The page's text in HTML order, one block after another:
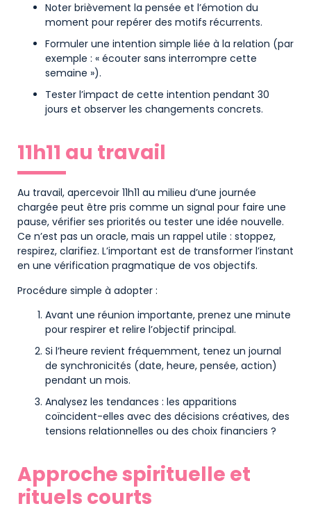
Noter brièvement la pensée et l’émotion du
moment pour repérer des motifs récurrents.
Formuler une intention simple liée à la relation (par
exemple : « écouter sans interrompre cette
semaine »).
Tester l’impact de cette intention pendant 30
jours et observer les changements concrets.
11h11 au travail
Au travail, apercevoir 11h11 au milieu d’une journée
chargée peut être pris comme un signal pour faire une
pause, vérifier ses priorités ou tester une idée nouvelle.
Ce n’est pas un oracle, mais un rappel utile : stoppez,
respirez, clarifiez. L’important est de transformer l’instant
en une vérification pragmatique de vos objectifs.
Procédure simple à adopter :
Avant une réunion importante, prenez une minute
pour respirer et relire l’objectif principal.
Si l’heure revient fréquemment, tenez un journal
de synchronicités (date, heure, pensée, action)
pendant un mois.
Analysez les tendances : les apparitions
coïncident-elles avec des décisions créatives, des
tensions relationnelles ou des choix financiers ?
Approche spirituelle et
rituels courts